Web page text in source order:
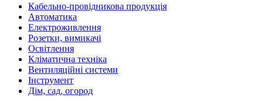
Кабельно-провідникова продукція
Автоматика
Електроживлення
Розетки, вимикачі
Освітлення
Кліматична техніка
Вентиляційні системи
Інструмент
Дім, сад, огород